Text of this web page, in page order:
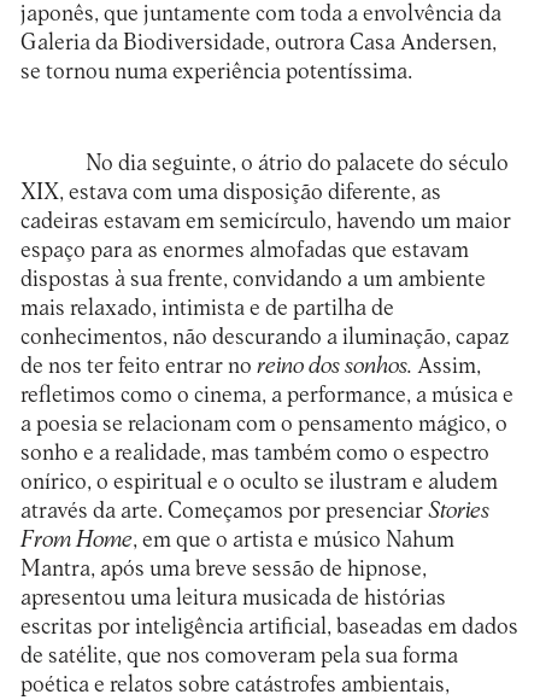
japonês, que juntamente com toda a envolvência da
Galeria da Biodiversidade, outrora Casa Andersen,
se tornou numa experiência potentíssima.
No dia seguinte, o átrio do palacete do século
XIX, estava com uma disposição diferente, as
cadeiras estavam em semicírculo, havendo um maior
espaço para as enormes almofadas que estavam
dispostas à sua frente, convidando a um ambiente
mais relaxado, intimista e de partilha de
conhecimentos, não descurando a iluminação, capaz
de nos ter feito entrar no reino dos sonhos. Assim,
refletimos como o cinema, a performance, a música e
a poesia se relacionam com o pensamento mágico, o
sonho e a realidade, mas também como o espectro
onírico, o espiritual e o oculto se ilustram e aludem
através da arte. Começamos por presenciar Stories
From Home, em que o artista e músico Nahum
Mantra, após uma breve sessão de hipnose,
apresentou uma leitura musicada de histórias
escritas por inteligência artificial, baseadas em dados
de satélite, que nos comoveram pela sua forma
poética e relatos sobre catástrofes ambientais,